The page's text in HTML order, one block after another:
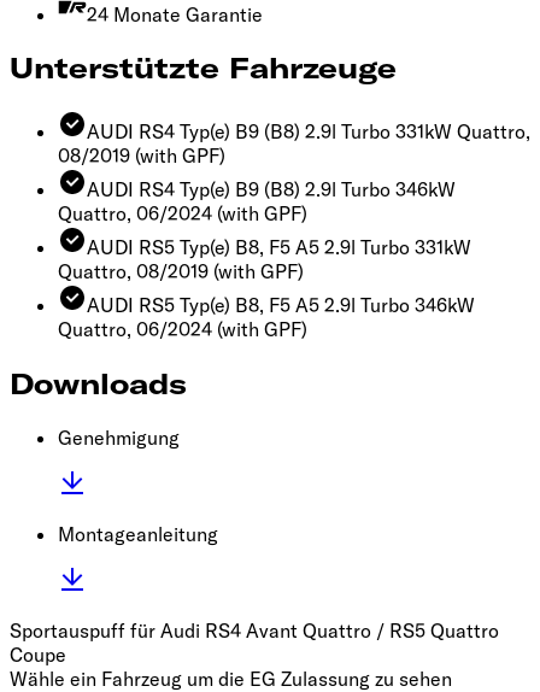
24 Monate Garantie
Unterstützte Fahrzeuge
AUDI RS4 Typ(e) B9 (B8) 2.9l Turbo 331kW Quattro,
08/2019 (with GPF)
AUDI RS4 Typ(e) B9 (B8) 2.9l Turbo 346kW
Quattro, 06/2024 (with GPF)
AUDI RS5 Typ(e) B8, F5 A5 2.9l Turbo 331kW
Quattro, 08/2019 (with GPF)
AUDI RS5 Typ(e) B8, F5 A5 2.9l Turbo 346kW
Quattro, 06/2024 (with GPF)
Downloads
Genehmigung
Montageanleitung
Sportauspuff für Audi RS4 Avant Quattro / RS5 Quattro
Coupe
Wähle ein Fahrzeug um die EG Zulassung zu sehen